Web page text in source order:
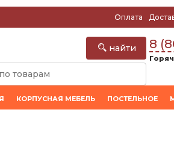
Оплата
8
найти
КОРПУСНАЯ МЕБЕЛЬ ПОСТЕЛЬНОЕ